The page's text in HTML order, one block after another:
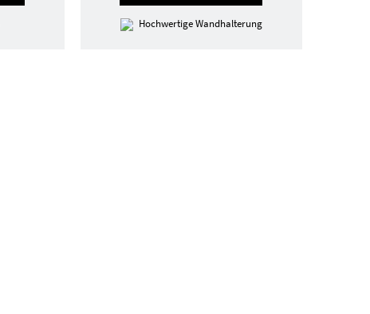
Hochwertige Wandhalterung